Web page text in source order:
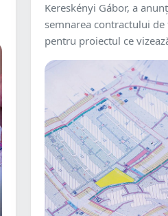
Kereskényi Gábor, a
semnarea contractului
pentru proiectul ce